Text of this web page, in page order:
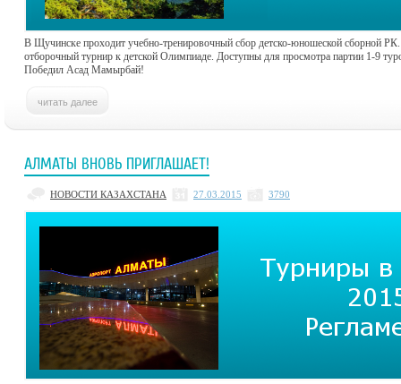
В Щучинске проходит учебно-тренировочный сбор детско-юношеской сборной
отборочный турнир к детской Олимпиаде. Доступны для просмотра партии 1-9
Победил Асад Мамырбай!
АЛМАТЫ ВНОВЬ ПРИГЛАШАЕТ!
НОВОСТИ КАЗАХСТАНА 27.03.2015 3790